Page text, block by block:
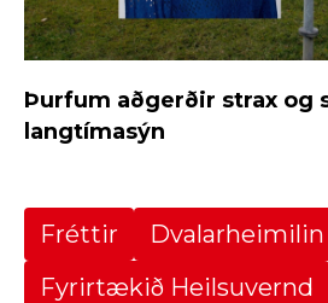
Þurfum aðgerðir strax og
langtímasýn
Fréttir
Dvalarheimilin
Fyrirtækið Heilsuvernd